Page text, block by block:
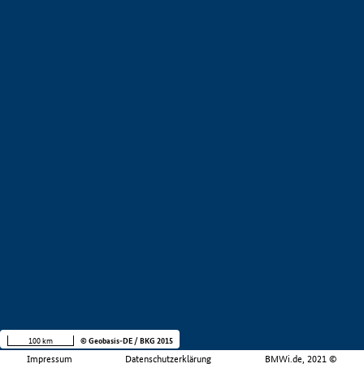
Impressum Datenschutzerklärung BMWi.de, 2021 ©
100 km © Geobasis-DE / BKG 2015